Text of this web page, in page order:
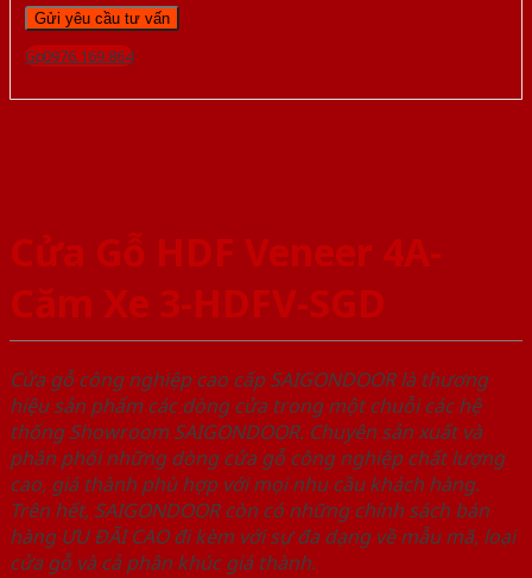
Gọi 0976.169.864
Cửa Gỗ HDF Veneer 4A-
Căm Xe 3-HDFV-SGD
Cửa gỗ công nghiệp cao cấp SAIGONDOOR là thương
hiệu sản phẩm các dòng cửa trong một chuỗi các hệ
thống Showroom SAIGONDOOR. Chuyên sản xuất và
phân phối những dòng cửa gỗ công nghiệp chất lượng
cao, giá thành phù hợp với mọi nhu cầu khách hàng.
Trên hết, SAIGONDOOR còn có những chính sách bán
hàng ƯU ĐÃI CAO đi kèm với sự đa dạng về mẫu mã, loại
cửa gỗ và cả phân khúc giá thành.